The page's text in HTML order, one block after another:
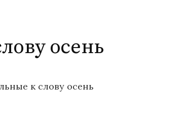
осень
к слову осень